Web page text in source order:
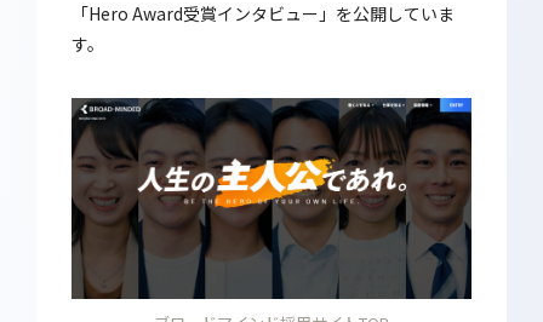
「Hero Award受賞インタビュー」を公開していま
す。